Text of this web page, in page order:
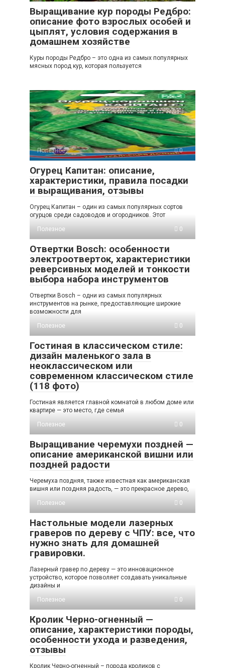
Выращивание кур породы Редбро:
описание фото взрослых особей и
цыплят, условия содержания в
домашнем хозяйстве
Куры породы Редбро – это одна из самых популярных
мясных пород кур, которая пользуется
Полезное 0
Огурец Капитан: описание,
характеристики, правила посадки
и выращивания, отзывы
Огурец Капитан – один из самых популярных сортов
огурцов среди садоводов и огородников. Этот
Полезное
0
Отвертки Bosch: особенности
электроотверток, характеристики
реверсивных моделей и тонкости
выбора набора инструментов
Отвертки Bosch – одни из самых популярных
инструментов на рынке, предоставляющие широкие
возможности для
Полезное
0
Гостиная в классическом стиле:
дизайн маленького зала в
неоклассическом или
современном классическом стиле
(118 фото)
Гостиная является главной комнатой в любом доме или
квартире — это место, где семья
Полезное
0
Выращивание черемухи поздней —
описание американской вишни или
поздней радости
Черемуха поздняя, также известная как американская
вишня или поздняя радость, — это прекрасное дерево,
Полезное
0
Настольные модели лазерных
граверов по дереву с ЧПУ: все, что
нужно знать для домашней
гравировки.
Лазерный гравер по дереву — это инновационное
устройство, которое позволяет создавать уникальные
дизайны и
Полезное
0
Кролик Черно-огненный —
описание, характеристики породы,
особенности ухода и разведения,
отзывы
Кролик Черно-огненный – порода кроликов с